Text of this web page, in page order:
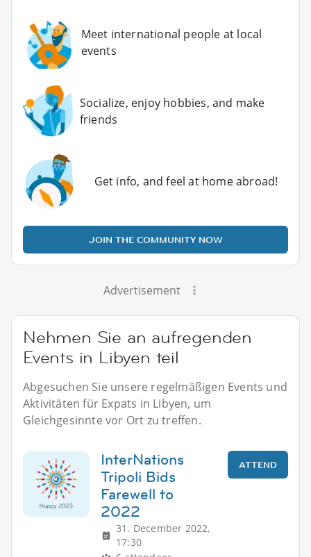
Meet international people at local
events
Socialize, enjoy hobbies, and make
friends
Get info, and feel at home abroad!
JOIN THE COMMUNITY NOW
Advertisement
Nehmen Sie an aufregenden
Events in Libyen teil
Abgesuchen Sie unsere regelmäßigen Events und
Aktivitäten für Expats in Libyen, um
Gleichgesinnte vor Ort zu treffen.
InterNations
Tripoli Bids
Farewell to
2022
31. December 2022,
17:30
ATTEND